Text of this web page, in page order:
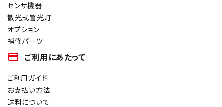
センサ機器
散光式警光灯
オプション
補修パーツ
payment ご利用にあたって
ご利用ガイド
お支払い方法
送料について